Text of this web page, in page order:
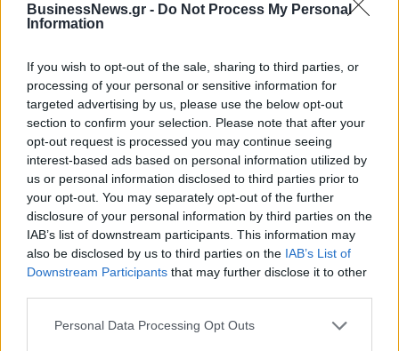
BusinessNews.gr - Do Not Process My Personal
Information
If you wish to opt-out of the sale, sharing to third parties, or
processing of your personal or sensitive information for
targeted advertising by us, please use the below opt-out
section to confirm your selection. Please note that after your
opt-out request is processed you may continue seeing
interest-based ads based on personal information utilized by
us or personal information disclosed to third parties prior to
your opt-out. You may separately opt-out of the further
disclosure of your personal information by third parties on the
IAB’s list of downstream participants. This information may
also be disclosed by us to third parties on the IAB’s List of
Downstream Participants that may further disclose it to other
Personal Data Processing Opt Outs
το1997ενώ παράλληλα αναγνωρίζεται ο Συνεταιρισμός
ωςομάδα Παραγωγών
και το
1999 , αγοράζει το
δεύτερο ηλεκτρονικό
διαλογητήριο. Η νέα χιλιετία έρχεται με την ψήφιση του
5ου νόμου «Περί Συνεταιρισμών».
Το2003, γίνεται το πρώτο αίτημα στο Υπουργείο για
αναδιάρθρωση προκειμένου να δημιουργηθεί κλειστό
κύκλωμα άρδευσης ενώ το2005, οι παραγωγοί ξεκινούν τις
επαφές με παραγωγούς στο εξωτερικό μετά το πρώτο τους
εκπαιδευτικό ταξίδι στη Βόρεια Ιταλία.Ο Συνεταιρισμός
γίνεται όλο και πιο συμπαγής και το2007, ηπαραγωγή